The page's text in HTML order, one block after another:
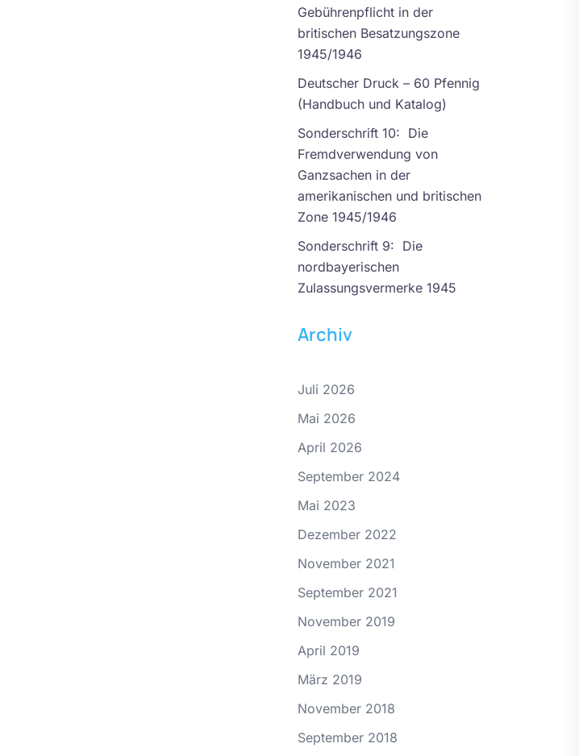
Gebührenpflicht in der
britischen Besatzungszone
1945/1946
Deutscher Druck – 60 Pfennig
(Handbuch und Katalog)
Sonderschrift 10: Die
Fremdverwendung von
Ganzsachen in der
amerikanischen und britischen
Zone 1945/1946
Sonderschrift 9: Die
nordbayerischen
Zulassungsvermerke 1945
Archiv
Juli 2026
Mai 2026
April 2026
September 2024
Mai 2023
Dezember 2022
November 2021
September 2021
November 2019
April 2019
März 2019
November 2018
September 2018